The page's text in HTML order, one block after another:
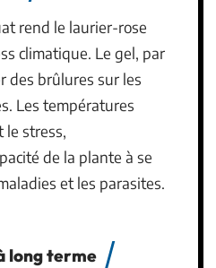
rend le laurier-rose
climatique. Le gel, par
des brûlures sur les
Les températures
le stress,
de la plante à se
et les parasites.
long terme